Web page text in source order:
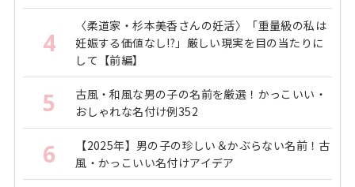
4
〈柔道家・杉本美香さんの妊活〉「重量級の私は
妊娠する価値なし!?」厳しい現実を目の当たりに
して【前編】
5
古風・和風な男の子の名前を厳選！かっこいい・
おしゃれな名付け例352
6
【2025年】男の子の珍しい＆かぶらない名前！古
風・かっこいい名付けアイデア